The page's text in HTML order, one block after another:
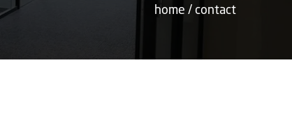
home / contact